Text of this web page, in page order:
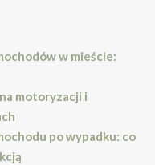
w mieście:
motoryzacji i
po wypadku: co